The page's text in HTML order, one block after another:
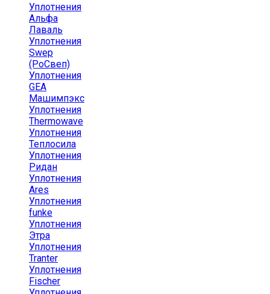
Уплотнения
Альфа
Лаваль
Уплотнения
Swep
(РоСвеп)
Уплотнения
GEA
Машимпэкс
Уплотнения
Thermowave
Уплотнения
Теплосила
Уплотнения
Ридан
Уплотнения
Ares
Уплотнения
funke
Уплотнения
Этра
Уплотнения
Tranter
Уплотнения
Fischer